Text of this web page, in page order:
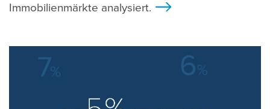
Immobilienmärkte analysiert.